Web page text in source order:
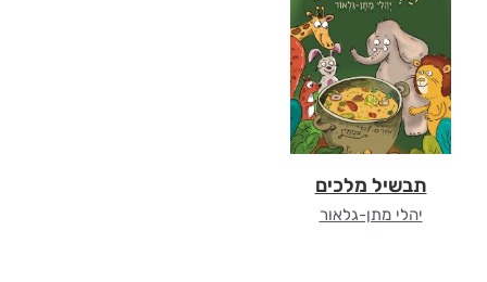
תבשיל מלכים
יהלי מתן-גלאור